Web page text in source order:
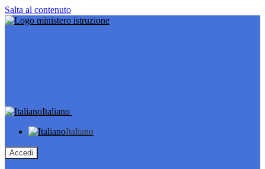
Salta al contenuto
Italiano
Italiano
Accedi